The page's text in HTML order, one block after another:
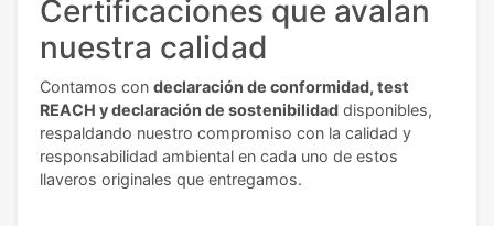
Certificaciones que avalan
nuestra calidad
Contamos con declaración de conformidad, test
REACH y declaración de sostenibilidad disponibles,
respaldando nuestro compromiso con la calidad y
responsabilidad ambiental en cada uno de estos
llaveros originales que entregamos.